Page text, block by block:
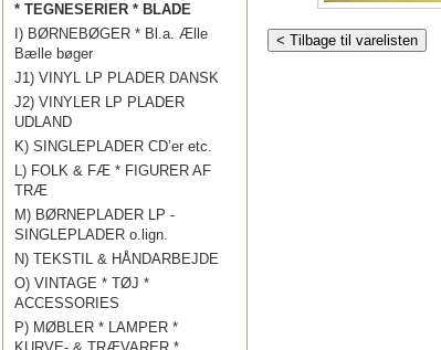
* TEGNESERIER * BLADE
I) BØRNEBØGER * Bl.a. Ælle
Bælle bøger
J1) VINYL LP PLADER DANSK
J2) VINYLER LP PLADER
UDLAND
K) SINGLEPLADER CD’er etc.
L) FOLK & FÆ * FIGURER AF
TRÆ
M) BØRNEPLADER LP -
SINGLEPLADER o.lign.
N) TEKSTIL & HÅNDARBEJDE
O) VINTAGE * TØJ *
ACCESSORIES
P) MØBLER * LAMPER *
< Tilbage til varelisten